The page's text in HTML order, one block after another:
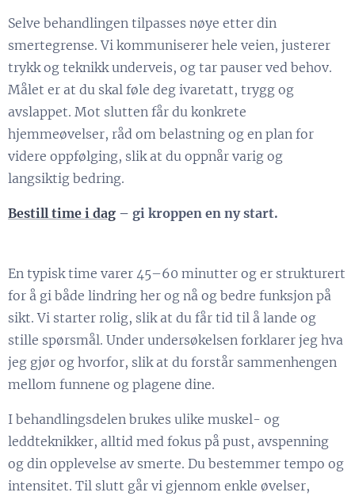
Selve behandlingen tilpasses nøye etter din
smertegrense. Vi kommuniserer hele veien, justerer
trykk og teknikk underveis, og tar pauser ved behov.
Målet er at du skal føle deg ivaretatt, trygg og
avslappet. Mot slutten får du konkrete
hjemmeøvelser, råd om belastning og en plan for
videre oppfølging, slik at du oppnår varig og
langsiktig bedring.
Bestill time i dag – gi kroppen en ny start.
En typisk time varer 45–60 minutter og er strukturert
for å gi både lindring her og nå og bedre funksjon på
sikt. Vi starter rolig, slik at du får tid til å lande og
stille spørsmål. Under undersøkelsen forklarer jeg hva
jeg gjør og hvorfor, slik at du forstår sammenhengen
mellom funnene og plagene dine.
I behandlingsdelen brukes ulike muskel- og
leddteknikker, alltid med fokus på pust, avspenning
og din opplevelse av smerte. Du bestemmer tempo og
intensitet. Til slutt går vi gjennom enkle øvelser,